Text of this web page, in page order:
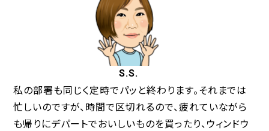
S.S.
私の部署も同じく定時でパッと終わります。それまでは
忙しいのですが、時間で区切れるので、疲れていながら
も帰りにデパートでおいしいものを買ったり、ウィンドウ